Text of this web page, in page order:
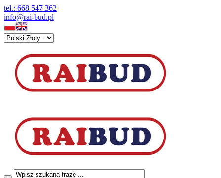
tel.: 668 547 362
info@rai-bud.pl